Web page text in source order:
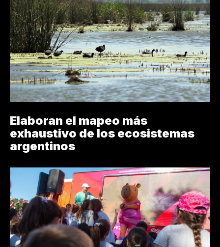
Elaboran el mapeo más
exhaustivo de los ecosistemas
argentinos